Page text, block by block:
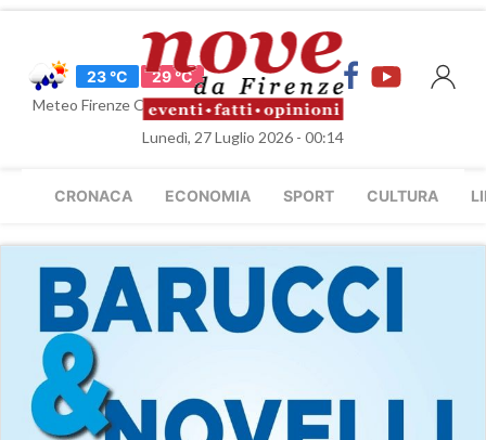
23 °C
29 °C
Meteo Firenze Oggi
Lunedì, 27 Luglio 2026 - 00:14
CRONACA ECONOMIA SPORT CULTURA